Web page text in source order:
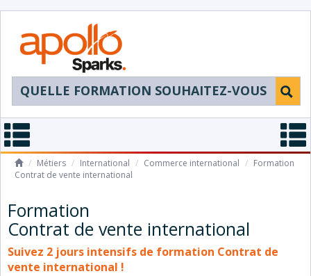
/ Métiers / International / Commerce international /
Contrat de vente international
Formation
Contrat de vente international
Suivez 2 jours intensifs de formation Contrat de
vente international !